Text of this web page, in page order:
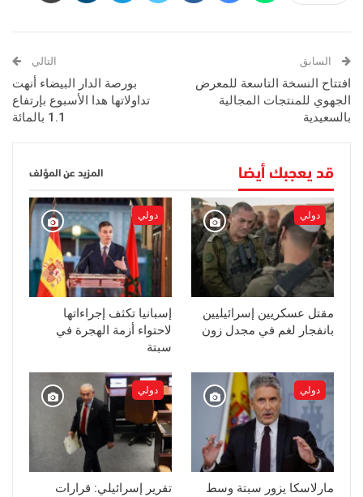
السابق
افتتاح النسخة التاسعة للمعرض
الجهوي للمنتجات المجالية
بالسعيدية
التالي
بورصة الدار البيضاء أنهت
تداولاتها هدا الأسبوع بإرتفاع
1.1 بالمائة
قد يعجبك أيضا المزيد عن المؤلف
دولي
مقتل عسكريين إسرائيليين
بانفجار لغم في مجدل زون
دولي
إسبانيا تكثف إجراءاتها
لاحتواء أزمة الهجرة في
سبتة
دولي
مارلاسكا يزور سبتة وسط
دولي
تقرير إسرائيلي: قرارات